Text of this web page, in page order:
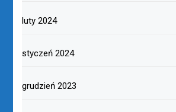
luty 2024
styczeń 2024
grudzień 2023